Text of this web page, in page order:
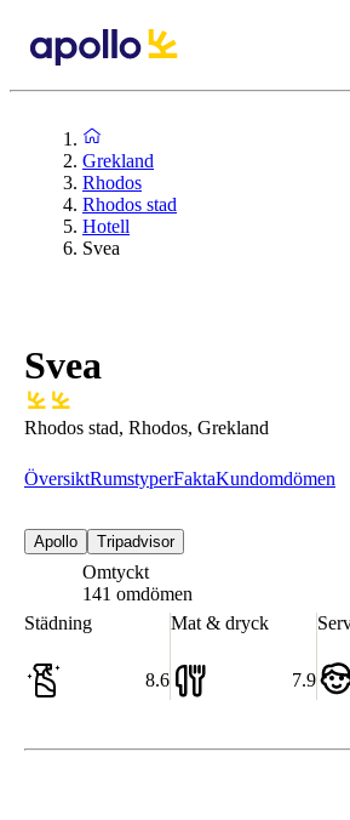
Grekland
Rhodos
Rhodos stad
Hotell
Svea
Svea
Rhodos stad, Rhodos, Grekland
ÖversiktRumstyperFaktaKundomdömen
Apollo Tripadvisor
Omtyckt
141 omdömen
Städning
8.6
Mat & dryck
7.9